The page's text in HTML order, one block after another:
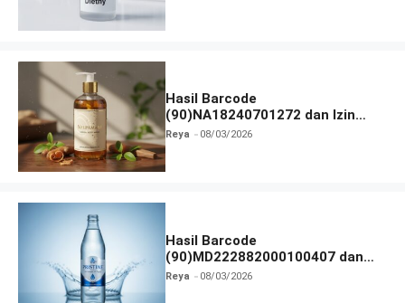
Hasil Barcode
(90)NA18240701272 dan Izin
BPOM
Reya 08/03/2026
Hasil Barcode
(90)MD222882000100407 dan
Izin BPOM
Reya 08/03/2026